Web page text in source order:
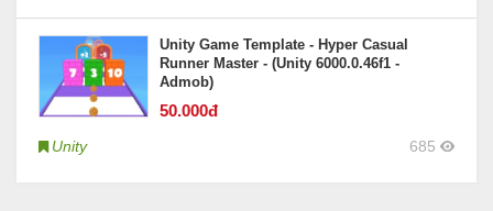
Unity Game Template - Hyper Casual
Runner Master - (Unity 6000.0.46f1 -
Admob)
50.000đ
Unity 685